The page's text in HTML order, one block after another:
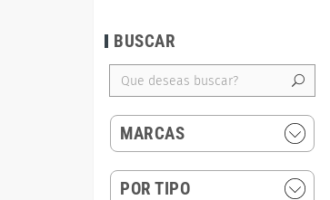
BUSCAR
MARCAS
POR TIPO